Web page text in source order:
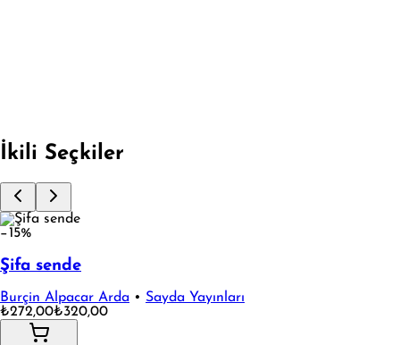
Fırsata Git
İkili Seçkiler
−15%
Şifa sende
Burçin Alpacar Arda • Sayda Yayınları
₺272,00₺320,00